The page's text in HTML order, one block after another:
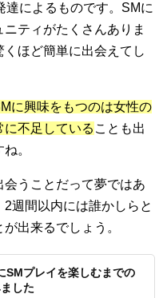
によるものです。SMに
ティがたくさんありま
ほど簡単に出会えてし
に興味をもつのは女性の
不足している ことも出
。
うことだって夢ではあ
週間以内には誰かしらと
出来るでしょう。
SMプレイを楽しむまでの
した